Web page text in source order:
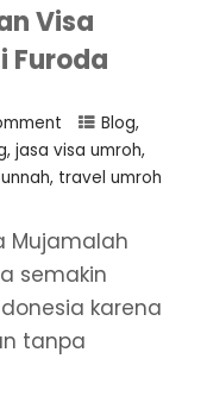
Visa
Furoda
Blog,
, jasa visa umroh,
, travel umroh
Mujamalah
semakin
karena
tanpa